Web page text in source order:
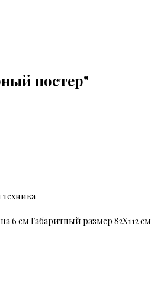
постер"
6 см Габаритный размер 82Х112 см